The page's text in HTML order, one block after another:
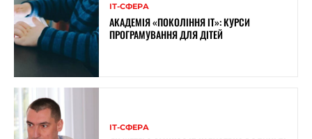
ІТ-СФЕРА
АКАДЕМІЯ «ПОКОЛІННЯ ІТ»: КУРСИ
ПРОГРАМУВАННЯ ДЛЯ ДІТЕЙ
ІТ-СФЕРА